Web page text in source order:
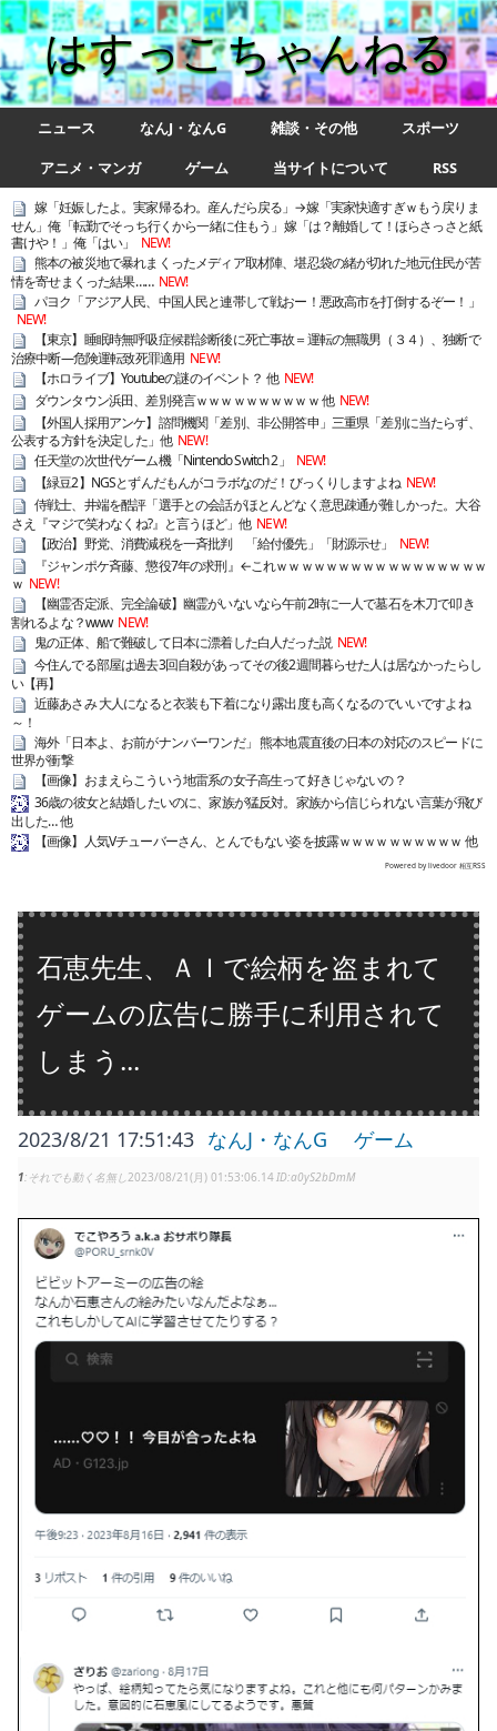
はすっこちゃんねる
ニュース なんJ・なんG 雑談・その他
スポーツ
アニメ・マンガ
ゲーム 当サイトについて RSS
嫁「妊娠したよ。実家帰るわ。産んだら戻る」→嫁「実家快適すぎｗもう戻りま
せん」俺「転勤でそっち行くから一緒に住もう」嫁「は？離婚して！ほらさっさと紙
書けや！」俺「はい」
NEW!
熊本の被災地で暴れまくったメディア取材陣、堪忍袋の緒が切れた地元住民が苦
情を寄せまくった結果…… NEW!
パヨク「アジア人民、中国人民と連帯して戦おー！悪政高市を打倒するぞー！」
NEW!
【東京】睡眠時無呼吸症候群診断後に死亡事故＝運転の無職男（３４）、独断で
治療中断―危険運転致死罪適用 NEW!
【ホロライブ】Youtubeの謎のイベント？ 他 NEW!
ダウンタウン浜田、差別発言ｗｗｗｗｗｗｗｗｗｗ 他 NEW!
【外国人採用アンケ】諮問機関「差別、非公開答申」三重県「差別に当たらず、
公表する方針を決定した」他 NEW!
任天堂の次世代ゲーム機「Nintendo Switch 2」
NEW!
【緑豆2】NGSとずんだもんがコラボなのだ！びっくりしますよね NEW!
侍戦士、井端を酷評「選手との会話がほとんどなく意思疎通が難しかった。大谷
さえ『マジで笑わなくね?』と言うほど」他 NEW!
【政治】野党、消費減税を一斉批判 「給付優先」「財源示せ」
NEW!
『ジャンポケ斉藤、懲役7年の求刑』←これｗｗｗｗｗｗｗｗｗｗｗｗｗｗｗｗｗ
ｗ NEW!
【幽霊否定派、完全論破】幽霊がいないなら午前2時に一人で墓石を木刀で叩き
割れるよな？www NEW!
鬼の正体、船で難破して日本に漂着した白人だった説 NEW!
今住んでる部屋は過去3回自殺があってその後2週間暮らせた人は居なかったらし
い【再】
近藤あさみ 大人になると衣装も下着になり露出度も高くなるのでいいですよね
～！
海外「日本よ、お前がナンバーワンだ」 熊本地震直後の日本の対応のスピードに
世界が衝撃
【画像】おまえらこういう地雷系の女子高生って好きじゃないの？
36歳の彼女と結婚したいのに、家族が猛反対。家族から信じられない言葉が飛び
出した… 他
【画像】人気Vチューバーさん、とんでもない姿を披露ｗｗｗｗｗｗｗｗｗｗ 他
Powered by livedoor 相互RSS
石恵先生、ＡＩで絵柄を盗まれて
ゲームの広告に勝手に利用されて
しまう...
2023/8/21 17:51:43 なんJ・なんG ゲーム
1 それでも動く名無し 2023/08/21(月) 01:53:06.14 a0yS2bDmM